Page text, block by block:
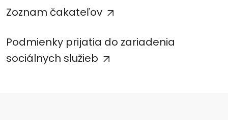
Zoznam čakateľov
Podmienky prijatia do zariadenia
sociálnych služieb